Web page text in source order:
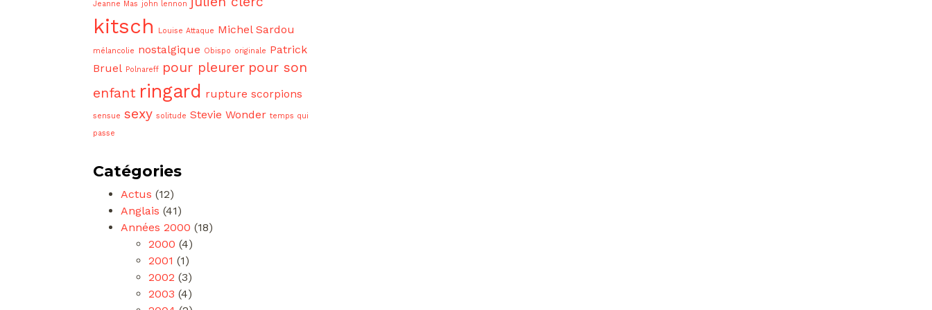
Jeanne Mas john lennon
kitsch Louise Attaque Michel Sardou
mélancolie nostalgique Obispo originale Patrick
Bruel Polnareff pour pleurer pour son
enfant ringard rupture scorpions
sensue sexy solitude Stevie Wonder temps qui
passe
Catégories
Actus (12)
Anglais (41)
Années 2000 (18)
2000 (4)
2001 (1)
2002 (3)
2003 (4)